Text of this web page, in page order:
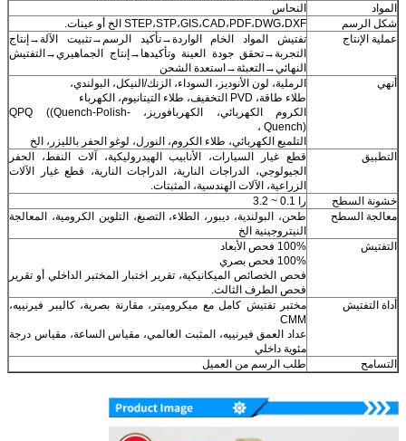
المواد
النحاس
شكل الرسم
STEP،STP،GIS،CAD،PDF،DWG،DXF الخ أو عينات.
عملية الإنتاج
تفتيش المواد الخام الواردة→تأكيد الرسم→تثبيت الآلة→إنتاج
التجربة→تحقق جودة العينة وتأكيدها→إنتاج الجماهيري→التفتيش
النهائي→التعبئة→استعدة الشحن
أنهي
الرملية، لون الأنوديز، السوداء، الزنك/النيكل، البولندي،
طلاء طاقة، PVD التخفيف، طلاء التيتانيوم، الكهرباء
الكروم الكهربائي، الكهربافوريز، QPQ ((Quench-Polish-
Quench) ،
التلميع الكهربائي، طلاء الكروم، النورل، لوغو الحفر بالليزر، الخ
التطبيق
قطع غيار السيارات، الأنابيب الهيدروليكية، آلات النفط، الحفر
الجيولوجي، الدراجات النارية، الدراجات النارية، قطع غيار الآلات
الزراعية، الآلات الهندسية، المثبتات.
خشونة السطح
را 0.1 ~ 3.2
معالجة السطح
طحن، البولندية، ديبور، الطلاء، التصبغ، التلوين الكرومية، المعالجة
النيتروجينية الخ
التفتيش
100% فحص الأبعاد
100% فحص بصري
فحص الخصائص الميكانيكية، تقرير اختبار المختبر الداخلي أو تقرير
فحص الطرف الثالث.
أداة التفتيش
مختبر تفتيش كامل مع ميكروميتر، مقارنة بصرية، كاليبر فيرنييه،
CMM
عداد العمق فيرنييه، المثبت العالمي، مقياس الساعة، مقياس درجة
مئوية داخلي
التسامح
طلب الرسم من العميل